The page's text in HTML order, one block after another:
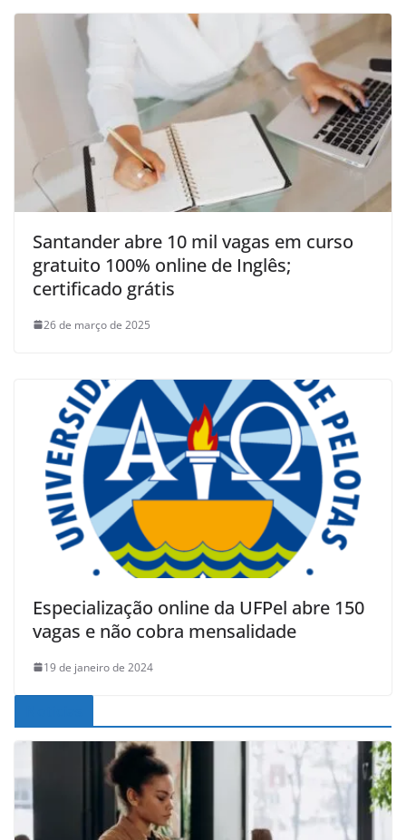
Santander abre 10 mil vagas em curso
gratuito 100% online de Inglês;
certificado grátis
26 de março de 2025
Especialização online da UFPel abre 150
vagas e não cobra mensalidade
19 de janeiro de 2024